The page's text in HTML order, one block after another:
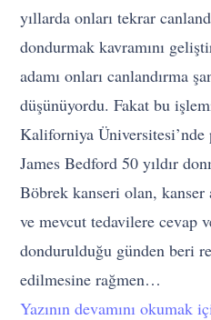
yıllarda onları tekrar
dondurmak kavramını
adamı onları canlandırma
düşünüyordu. Fakat bu
Kaliforniya
James Bedford 50 yıldır
Böbrek kanseri olan, kanser
ve mevcut tedavilere cevap
dondurulduğu günden beri
edilmesine rağmen…
Yazının devamını okumak